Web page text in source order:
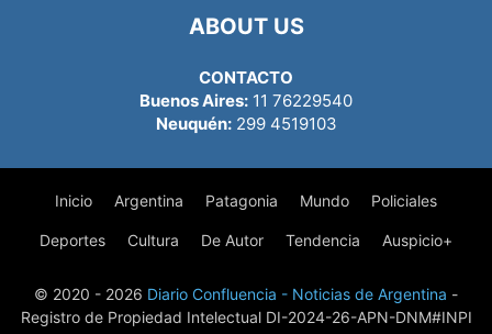
ABOUT US
CONTACTO
Buenos Aires: 11 76229540
Neuquén:299 4519103
Inicio Argentina Patagonia Mundo Policiales
Deportes Cultura De Autor Tendencia Auspicio+
© 2020 - 2026 Diario Confluencia - Noticias de Argentina -
Registro de Propiedad Intelectual DI-2024-26-APN-DNM#INPI